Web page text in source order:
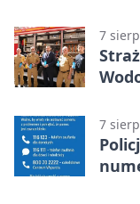
7
7